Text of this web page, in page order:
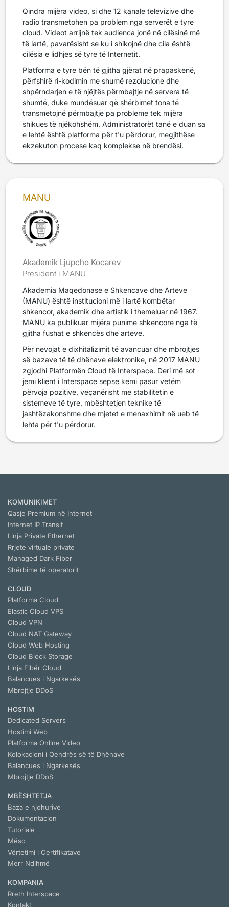
Qindra mijëra video, si dhe 12 kanale televizive dhe
radio transmetohen pa problem nga serverët e tyre
cloud. Videot arrijnë tek audienca jonë në cilësinë më
të lartë, pavarësisht se ku i shikojnë dhe cila është
cilësia e lidhjes së tyre të Internetit.
Platforma e tyre bën të gjitha gjërat në prapaskenë,
përfshirë ri-kodimin me shumë rezolucione dhe
shpërndarjen e të njëjtës përmbajtje në servera të
shumtë, duke mundësuar që shërbimet tona të
transmetojnë përmbajtje pa probleme tek mijëra
shikues të njëkohshëm. Administratorët tanë e duan sa
e lehtë është platforma për t'u përdorur, megjithëse
ekzekuton procese kaq komplekse në brendësi.
MANU
Akademik Ljupcho Kocarev
President i MANU
Akademia Maqedonase e Shkencave dhe Arteve
(MANU) është institucioni më i lartë kombëtar
shkencor, akademik dhe artistik i themeluar në 1967.
MANU ka publikuar mijëra punime shkencore nga të
gjitha fushat e shkencës dhe arteve.
Për nevojat e dixhitalizimit të avancuar dhe mbrojtjes
së bazave të të dhënave elektronike, në 2017 MANU
zgjodhi Platformën Cloud të Interspace. Deri më sot
jemi klient i Interspace sepse kemi pasur vetëm
përvoja pozitive, veçanërisht me stabilitetin e
sistemeve të tyre, mbështetjen teknike të
jashtëzakonshme dhe mjetet e menaxhimit në ueb të
lehta për t'u përdorur.
KOMUNIKIMET
Qasje Premium në Internet
Internet IP Transit
Linja Private Ethernet
Rrjete virtuale private
Managed Dark Fiber
Shërbime të operatorit
CLOUD
Platforma Cloud
Elastic Cloud VPS
Cloud VPN
Cloud NАТ Gateway
Cloud Web Hosting
Cloud Block Storage
Linja Fibër Cloud
Balancues i Ngarkesës
Mbrojtje DDoS
HOSTIM
Dedicated Servers
Hostimi Web
Platforma Online Video
Kolokacioni i Qendrës së të Dhënave
Balancues i Ngarkesës
Mbrojtje DDoS
MBËSHTETJA
Baza e njohurive
Dokumentacion
Tutoriale
Mëso
Vërtetimi i Certifikatave
Merr Ndihmë
KOMPANIA
Rreth Interspace
Kontakt